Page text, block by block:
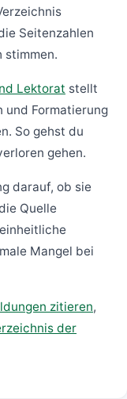
Seitenzahlen
stimmen.
Lektorat stellt
und Formatierung
So gehst du
gehen.
darauf, ob sie
Quelle
Mangel bei
zitieren,
der